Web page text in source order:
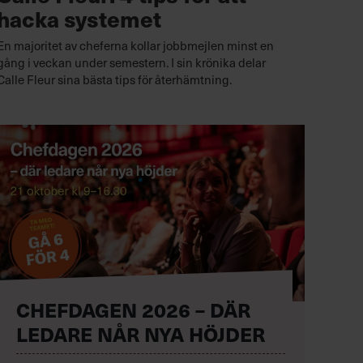
systemet
majoritet av cheferna kollar jobbmejlen minst en
i veckan under semestern. I sin krönika delar
Fleur sina bästa tips för återhämtning.
CHEFDAGEN 2026 – DÄR
LEDARE NÅR NYA HÖJDER